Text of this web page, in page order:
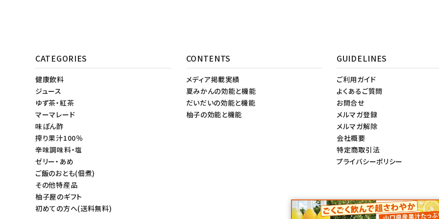
CATEGORIES
健康飲料
ジュース
ゆず茶・紅茶
マーマレード
味ぽん酢
搾り果汁100％
辛味調味料・塩
ゼリー・あめ
ご飯のおとも(佃煮)
その他特産品
柚子屋のギフト
初めての方へ(送料無料)
CONTENTS
メディア掲載実績
夏みかんの効能と機能
だいだいの効能と機能
柚子の効能と機能
GUIDELINES
ご利用ガイド
よくあるご質問
お問合せ
メルマガ登録
メルマガ解除
会社概要
特定商取引法
プライバシーポリシー